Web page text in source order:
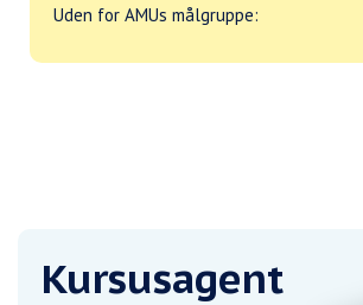
Uden for AMUs målgruppe:
Kursusagent